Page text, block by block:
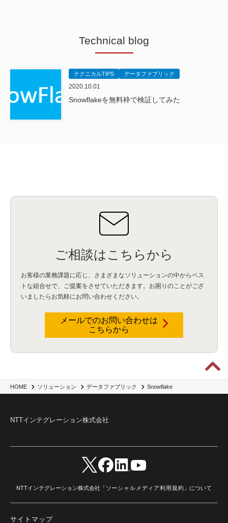
HOME ソリューション データファブリック Snowflake
Technical blog
テクニカルTIPS データファブリック
2020.10.01
Snowflakeを無料枠で検証してみた
ご相談はこちらから
お客様の業務課題に応じ、さまざまなソリューションの中からベス
トな組合せで、
ご提案をさせていただきます。お困りのことがござ
いましたらお気軽にお問い合わせください。
メールでのお問い合わせは
こちらから
NTTインテグレーション株式会社
NTTインテグレーション株式会社「ソーシャルメディア利用規約 」について
サイトマップ